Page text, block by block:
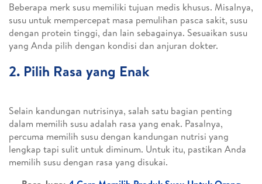
Beberapa merk susu memiliki tujuan medis khusus. Misalnya,
susu untuk mempercepat masa pemulihan pasca sakit, susu
dengan protein tinggi, dan lain sebagainya. Sesuaikan susu
yang Anda pilih dengan kondisi dan anjuran dokter.
2. Pilih Rasa yang Enak
Selain kandungan nutrisinya, salah satu bagian penting
dalam memilih susu adalah rasa yang enak. Pasalnya,
percuma memilih susu dengan kandungan nutrisi yang
lengkap tapi sulit untuk diminum. Untuk itu, pastikan Anda
memilih susu dengan rasa yang disukai.